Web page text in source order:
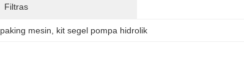
Filtras
paking mesin kit segel pompa hidrolik